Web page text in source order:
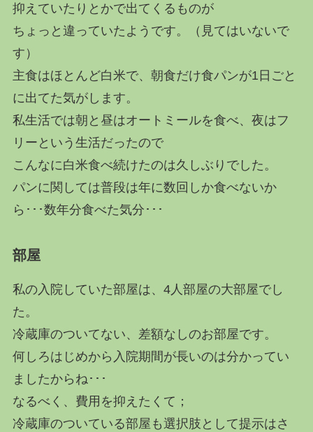
抑えていたりとかで出てくるものが
ちょっと違っていたようです。（見てはいないで
す）
主食はほとんど白米で、朝食だけ食パンが1日ごと
に出てた気がします。
私生活では朝と昼はオートミールを食べ、夜はフ
リーという生活だったので
こんなに白米食べ続けたのは久しぶりでした。
パンに関しては普段は年に数回しか食べないか
ら･･･数年分食べた気分･･･
部屋
私の入院していた部屋は、4人部屋の大部屋でし
た。
冷蔵庫のついてない、差額なしのお部屋です。
何しろはじめから入院期間が長いのは分かってい
ましたからね･･･
なるべく、費用を抑えたくて；
冷蔵庫のついている部屋も選択肢として提示はさ